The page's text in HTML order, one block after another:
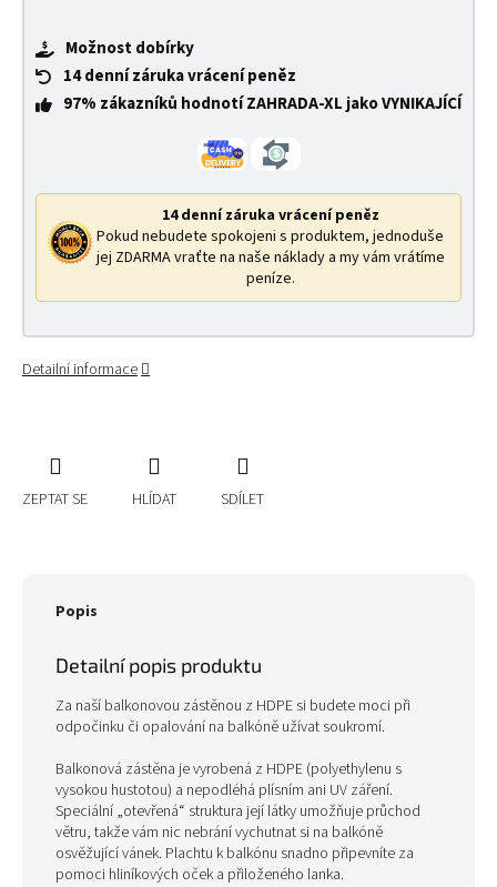
Možnost dobírky
14 denní záruka vrácení peněz
97% zákazníků hodnotí ZAHRADA-XL jako VYNIKAJÍCÍ
14 denní záruka vrácení peněz
Pokud nebudete spokojeni s produktem, jednoduše
jej ZDARMA vraťte na naše náklady a my vám vrátíme
peníze.
Detailní informace
ZEPTAT SE HLÍDAT SDÍLET
Popis
Detailní popis produktu
Za naší balkonovou zástěnou z HDPE si budete moci při
odpočinku či opalování na balkóně užívat soukromí.
Balkonová zástěna je vyrobená z HDPE (polyethylenu s
vysokou hustotou) a nepodléhá plísním ani UV záření.
Speciální „otevřená“ struktura její látky umožňuje průchod
větru, takže vám nic nebrání vychutnat si na balkóně
osvěžující vánek. Plachtu k balkónu snadno připevníte za
pomoci hliníkových oček a přiloženého lanka.